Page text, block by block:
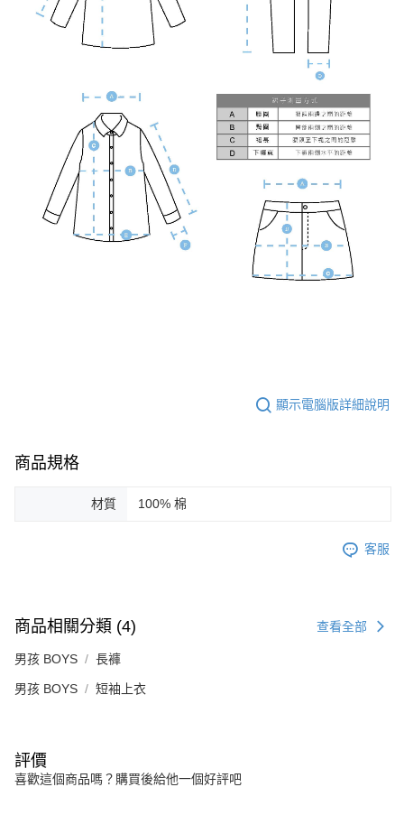
顯示電腦版詳細說明
商品規格
材質 100% 棉
客服
商品相關分類 (4) 查看全部
男孩 BOYS 長褲
男孩 BOYS 短袖上衣
評價
喜歡這個商品嗎？購買後給他一個好評吧